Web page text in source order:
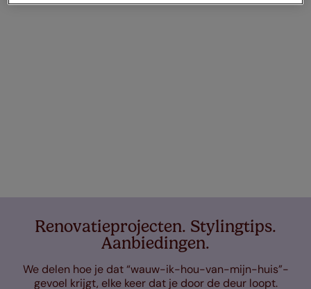
Renovatieprojecten. Stylingtips.
Aanbiedingen.
We delen hoe je dat “wauw-ik-hou-van-mijn-huis”-
gevoel krijgt, elke keer dat je door de deur loopt.